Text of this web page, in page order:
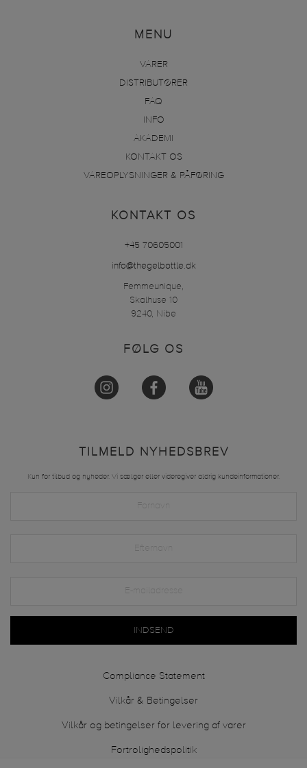
MENU
VARER
DISTRIBUTØRER
FAQ
INFO
AKADEMI
KONTAKT OS
VAREOPLYSNINGER & PÅFØRING
KONTAKT OS
+45 70605001
info@thegelbottle.dk
Femmeunique,
Skalhuse 10
9240, Nibe
FØLG OS
TILMELD NYHEDSBREV
Kun for tilbud og nyheder. Vi sælger eller videregiver aldrig kundeinformationer.
INDSEND
Compliance Statement
Vilkår & Betingelser
Vilkår og betingelser for levering af varer
Fortrolighedspolitik